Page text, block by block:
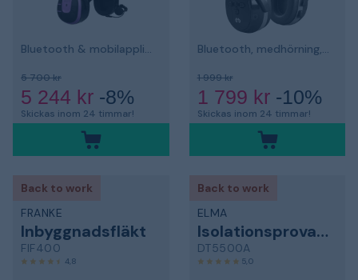
Bluetooth & mobilapplikation, hjälmfäste
5 700 kr
5 244 kr -8%
Skickas inom 24 timmar!
Bluetooth, medhörning, hjälmfäste
1 999 kr
1 799 kr-10%
Skickas inom 24 timmar!
Back to work
FRANKE
Inbyggnadsfläkt
FIF400
4,8
Back to work
ELMA
Isolationsprovare
DT5500A
5,0